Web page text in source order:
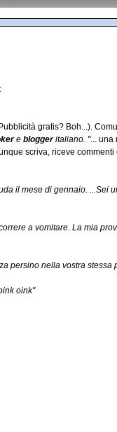
gratis? Boh...).
e bloggeritaliano. "... una
scriva, riceve commenti
il mese di gennaio. ...Sei
a vomitare. La mia
persino nella vostra stessa
oink"